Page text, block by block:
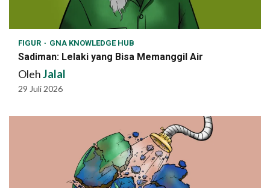
FIGUR GNA KNOWLEDGE HUB
Sadiman: Lelaki yang Bisa Memanggil Air
OlehJalal
29 Juli 2026